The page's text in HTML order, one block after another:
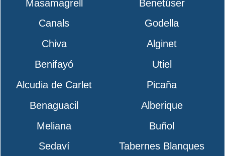
Masamagrell
Benetúser
Canals
Godella
Chiva
Alginet
Benifayó
Utiel
Alcudia de Carlet
Picaña
Benaguacil
Alberique
Meliana
Buñol
Sedaví
Tabernes Blanques